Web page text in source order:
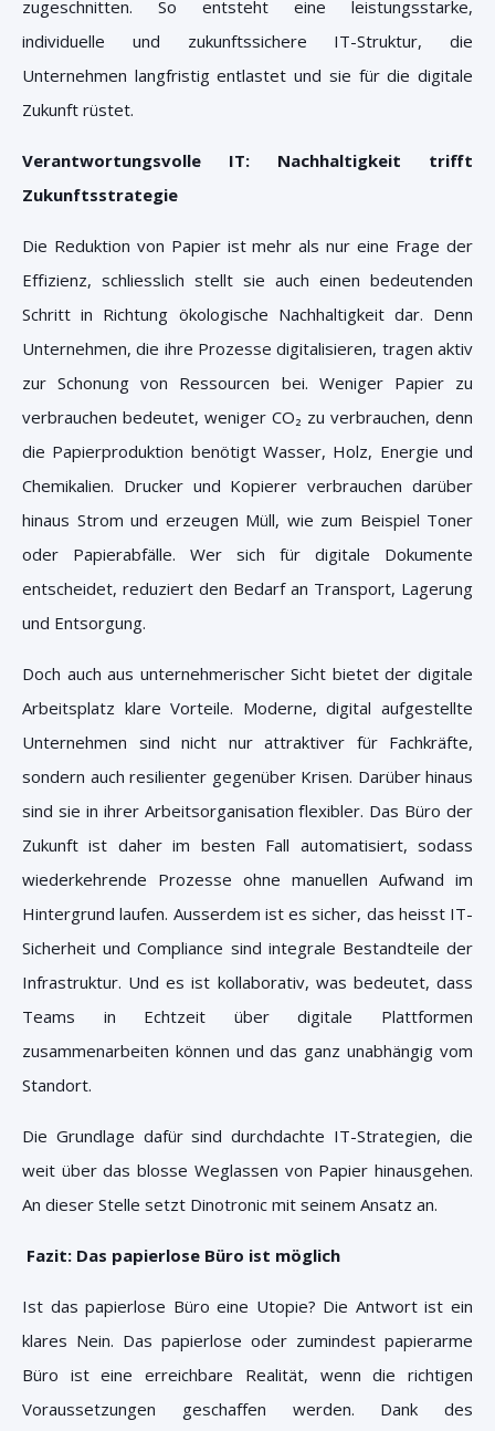
zugeschnitten. So entsteht eine leistungsstarke,
individuelle und zukunftssichere IT-Struktur, die
Unternehmen langfristig entlastet und sie für die digitale
Zukunft rüstet.
Verantwortungsvolle IT: Nachhaltigkeit trifft
Zukunftsstrategie
Die Reduktion von Papier ist mehr als nur eine Frage der
Effizienz, schliesslich stellt sie auch einen bedeutenden
Schritt in Richtung ökologische Nachhaltigkeit dar. Denn
Unternehmen, die ihre Prozesse digitalisieren, tragen aktiv
zur Schonung von Ressourcen bei. Weniger Papier zu
verbrauchen bedeutet, weniger CO₂ zu verbrauchen, denn
die Papierproduktion benötigt Wasser, Holz, Energie und
Chemikalien. Drucker und Kopierer verbrauchen darüber
hinaus Strom und erzeugen Müll, wie zum Beispiel Toner
oder Papierabfälle. Wer sich für digitale Dokumente
entscheidet, reduziert den Bedarf an Transport, Lagerung
und Entsorgung.
Doch auch aus unternehmerischer Sicht bietet der digitale
Arbeitsplatz klare Vorteile. Moderne, digital aufgestellte
Unternehmen sind nicht nur attraktiver für Fachkräfte,
sondern auch resilienter gegenüber Krisen. Darüber hinaus
sind sie in ihrer Arbeitsorganisation flexibler. Das Büro der
Zukunft ist daher im besten Fall automatisiert, sodass
wiederkehrende Prozesse ohne manuellen Aufwand im
Hintergrund laufen. Ausserdem ist es sicher, das heisst IT-
Sicherheit und Compliance sind integrale Bestandteile der
Infrastruktur. Und es ist kollaborativ, was bedeutet, dass
Teams in Echtzeit über digitale Plattformen
zusammenarbeiten können und das ganz unabhängig vom
Standort.
Die Grundlage dafür sind durchdachte IT-Strategien, die
weit über das blosse Weglassen von Papier hinausgehen.
An dieser Stelle setzt Dinotronic mit seinem Ansatz an.
Fazit: Das papierlose Büro ist möglich
Ist das papierlose Büro eine Utopie? Die Antwort ist ein
klares Nein. Das papierlose oder zumindest papierarme
Büro ist eine erreichbare Realität, wenn die richtigen
Voraussetzungen geschaffen werden. Dank des